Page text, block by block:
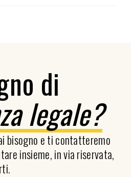
di
legale?
bisogno e ti contatteremo
insieme, in via riservata,